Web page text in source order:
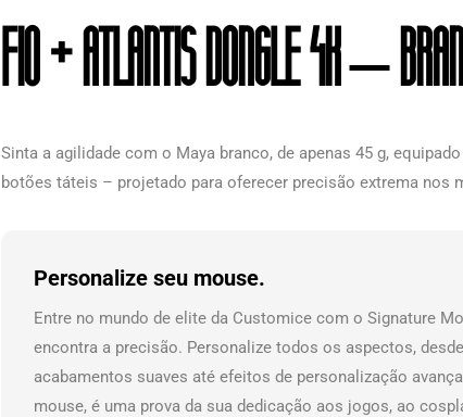
Fio + Atlantis Dongle 4K –
Sinta a agilidade com o Maya branco, de apenas 45 g,
botões táteis – projetado para oferecer precisão extrema nos
Personalize seu mouse.
Entre no mundo de elite da Customice com o Signature
encontra a precisão. Personalize todos os aspectos,
acabamentos suaves até efeitos de personalização
mouse, é uma prova da sua dedicação aos jogos, ao